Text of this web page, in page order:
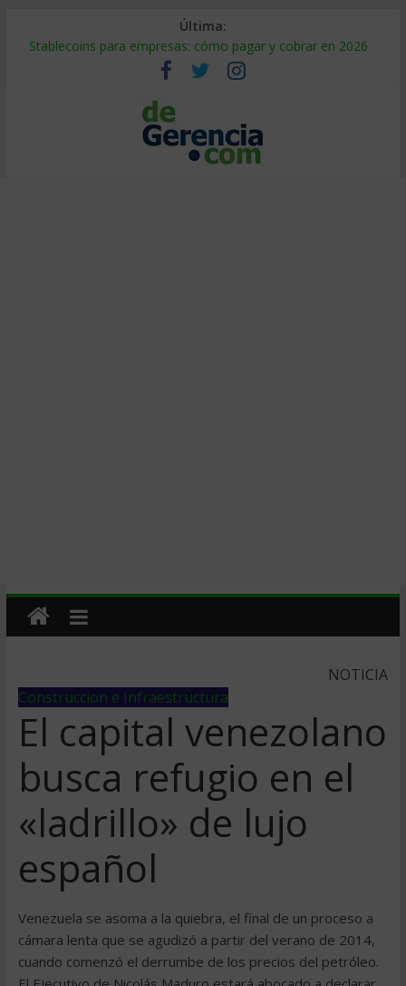
Última:
Stablecoins para empresas: cómo pagar y cobrar en 2026
Despido silencioso: qué es y por qué sale tan caro
IA en selección de personal: cómo auditarla a tiempo
Trabajo forzoso en la cadena de suministro: qué hacer
Mercado hispano de EE. UU.: cómo segmentarlo y venderle
NOTICIA
Construccion e Infraestructura
El capital venezolano
busca refugio en el
«ladrillo» de lujo
español
Venezuela se asoma a la quiebra, el final de un proceso a
cámara lenta que se agudizó a partir del verano de 2014,
cuando comenzó el derrumbe de los precios del petróleo.